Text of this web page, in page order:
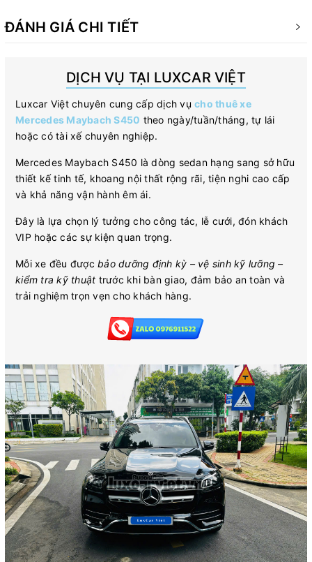
ĐÁNH GIÁ CHI TIẾT
DỊCH VỤ TẠI LUXCAR VIỆT
Luxcar Việt chuyên cung cấp dịch vụ cho thuê xe
Mercedes Maybach S450 theo ngày/tuần/tháng, tự lái
hoặc có tài xế chuyên nghiệp.
Mercedes Maybach S450 là dòng sedan hạng sang sở hữu
thiết kế tinh tế, khoang nội thất rộng rãi, tiện nghi cao cấp
và khả năng vận hành êm ái.
Đây là lựa chọn lý tưởng cho công tác, lễ cưới, đón khách
VIP hoặc các sự kiện quan trọng.
Mỗi xe đều được bảo dưỡng định kỳ – vệ sinh kỹ lưỡng –
kiểm tra kỹ thuật trước khi bàn giao, đảm bảo an toàn và
trải nghiệm trọn vẹn cho khách hàng.